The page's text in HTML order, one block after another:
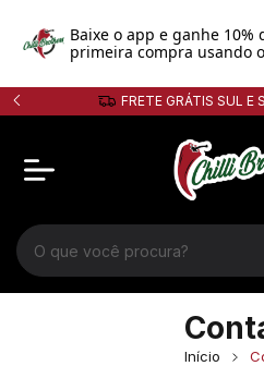
FRETE GRÁTIS SUL E
Início